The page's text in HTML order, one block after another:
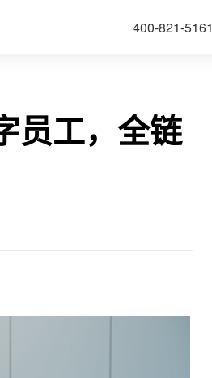
400-821-5161
员工，全链